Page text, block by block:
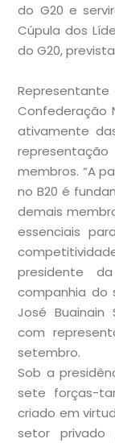
do G20 e
Cúpula dos
do G20,
Confederação
ativamente
membros. “A
no B20 é
demais
essenciais
presidente
companhia do
José
com
setembro.
Sob a
sete forças-
criado em
setor privado